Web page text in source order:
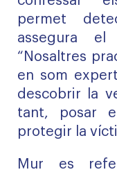
permet
assegura el
“Nosaltres
en som
descobrir la
tant, posar
protegir la
Mur es